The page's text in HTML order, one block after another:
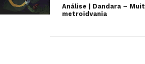
Análise | Dandara –
metroidvania